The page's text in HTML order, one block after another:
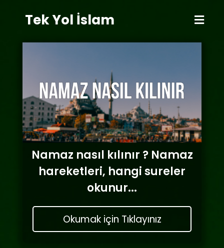
Tek Yol İslam
Namaz nasıl kılınır ? Namaz
hareketleri, hangi sureler
okunur...
Okumak için Tıklayınız